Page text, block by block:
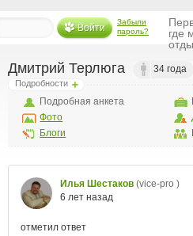
Войти
Забыли
пароль?
где
Дмитрий Терлюга 34 года
Подробности
Подробная анкета
Фото
Блоги